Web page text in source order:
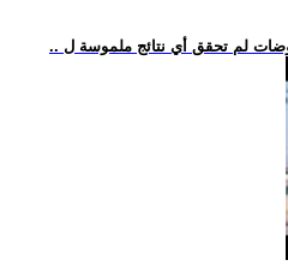
لم تحقق أي نتائج ملموسة ل